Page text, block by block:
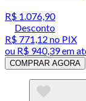
R$ 1.076,90
Desconto
R$ 771,12 no PIX
ou R$ 940,39em
COMPRAR AGORA